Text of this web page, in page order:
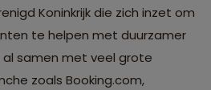
Koninkrijk die zich inzet om
te helpen met duurzamer
al samen met veel grote
zoals Booking.com,